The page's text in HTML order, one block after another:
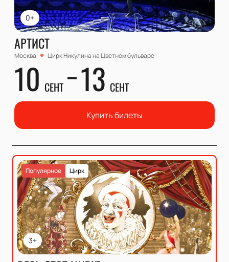
0+
АРТИСТ
Москва Цирк Никулина на Цветном бульваре
10 СЕНТ 13 СЕНТ
Купить билеты
3+
Цирк
Популярное